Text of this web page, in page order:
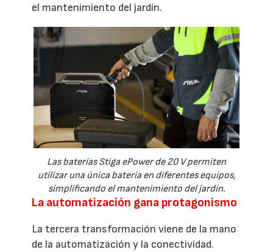
el mantenimiento del jardín.
Las baterías Stiga ePower de 20 V permiten
utilizar una única batería en diferentes equipos,
simplificando el mantenimiento del jardín.
La automatización gana protagonismo
La tercera transformación viene de la mano
de la automatización y la conectividad.